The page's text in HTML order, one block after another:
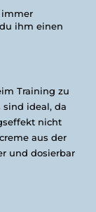
immer
ihm einen
Training zu
sind ideal, da
nicht
aus der
und dosierbar